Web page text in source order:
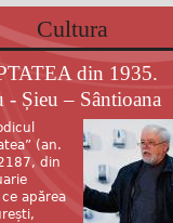
Cultura
din 1935.
- Șieu – Sântioana
(an.
din
apărea